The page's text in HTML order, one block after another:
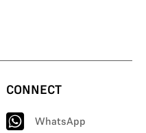
CONNECT
WhatsApp